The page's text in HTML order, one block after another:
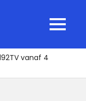
MENU
vanaf 4